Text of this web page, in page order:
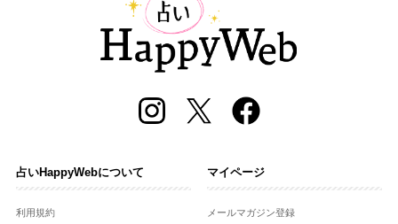
占いHappyWebについて
利用規約
マイページ
メールマガジン登録